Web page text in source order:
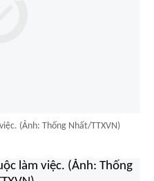
(Ảnh: Thống Nhất/TTXVN)